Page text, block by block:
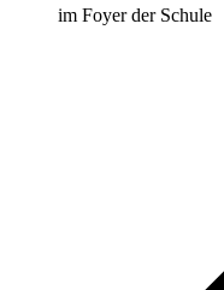
im Foyer der Schule